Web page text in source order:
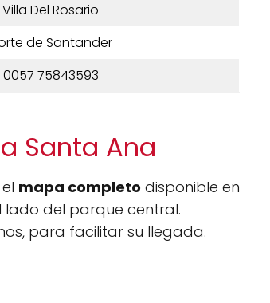
Villa Del Rosario
de Santander
0057 75843593
Santa Ana
mapa completo disponible en
lado del parque central.
para facilitar su llegada.